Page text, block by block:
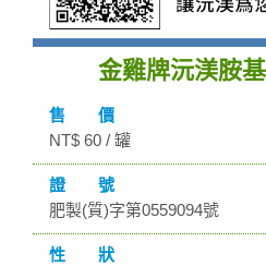
金雞牌沅渼胺
售 價
NT$ 60 / 罐
證 號
肥製(質)字第0559094號
性 狀